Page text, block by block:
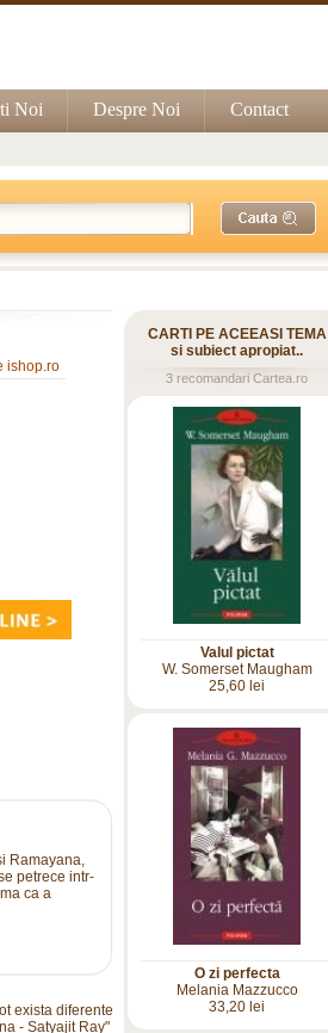
Noi Despre Noi Contact
ishop.ro
Ramayana,
petrece intr-
ca a
exista diferente
- Satyajit Ray"
CARTI PE ACEEASI TEMA
si subiect apropiat..
3 recomandari Cartea.ro
Valul pictat
W. Somerset Maugham
25,60 lei
O zi perfecta
Melania Mazzucco
33,20 lei